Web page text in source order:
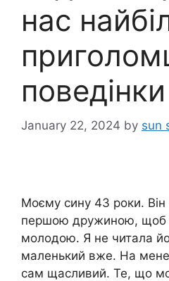
нас
January 22, 2024 by sun
Моєму сину 43 роки. Він
першою дружиною, щоб
молодою. Я не читала
маленький вже. На
сам щасливий. Те, що